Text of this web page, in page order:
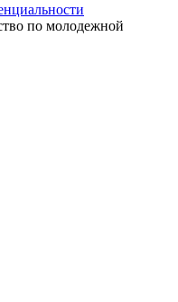
по молодежной